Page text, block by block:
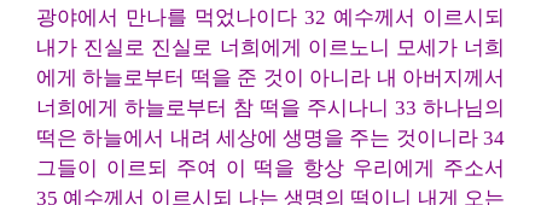
광야에서 만나를 먹었나이다 32 예수께서 이르시되
내가 진실로 진실로 너희에게 이르노니 모세가 너희
에게 하늘로부터 떡을 준 것이 아니라 내 아버지께서
너희에게 하늘로부터 참 떡을 주시나니 33 하나님의
떡은 하늘에서 내려 세상에 생명을 주는 것이니라 34
그들이 이르되 주여 이 떡을 항상 우리에게 주소서
35 예수께서 이르시되 나는 생명의 떡이니 내게 오는